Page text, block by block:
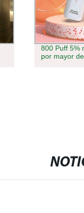
800 Puff 5%
por mayor